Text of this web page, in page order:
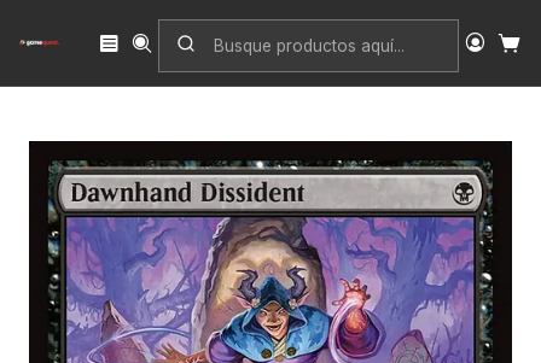
Inicio Singles
Lorwyn Eclipsed
Dawnhand Dissident | Español | NM | ECL